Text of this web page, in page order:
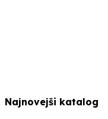
Najnovejši katalog